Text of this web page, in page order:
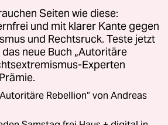
Seiten wie diese:
und mit klarer Kante gegen
und Rechtsruck. Teste jetzt
neue Buch „Autoritäre
Experten
Rebellion“ von Andreas